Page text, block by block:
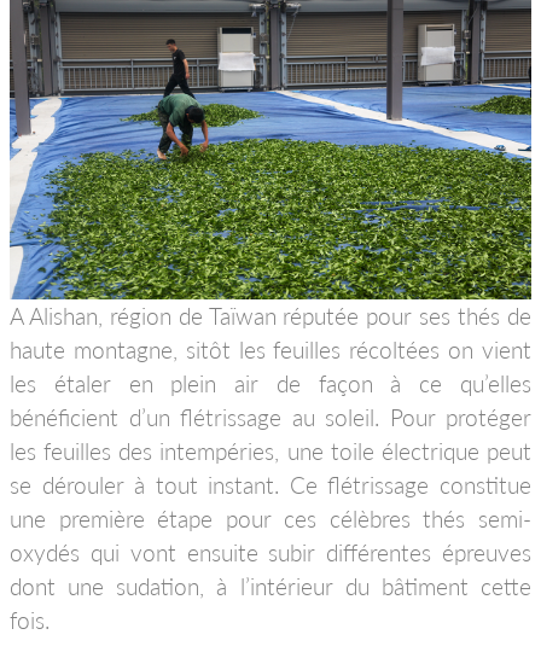
A Alishan, région de Taïwan réputée pour ses thés de
haute montagne, sitôt les feuilles récoltées on vient
les étaler en plein air de façon à ce qu’elles
bénéficient d’un flétrissage au soleil. Pour protéger
les feuilles des intempéries, une toile électrique peut
se dérouler à tout instant. Ce flétrissage constitue
une première étape pour ces célèbres thés semi-
oxydés qui vont ensuite subir différentes épreuves
dont une sudation, à l’intérieur du bâtiment cette
fois.